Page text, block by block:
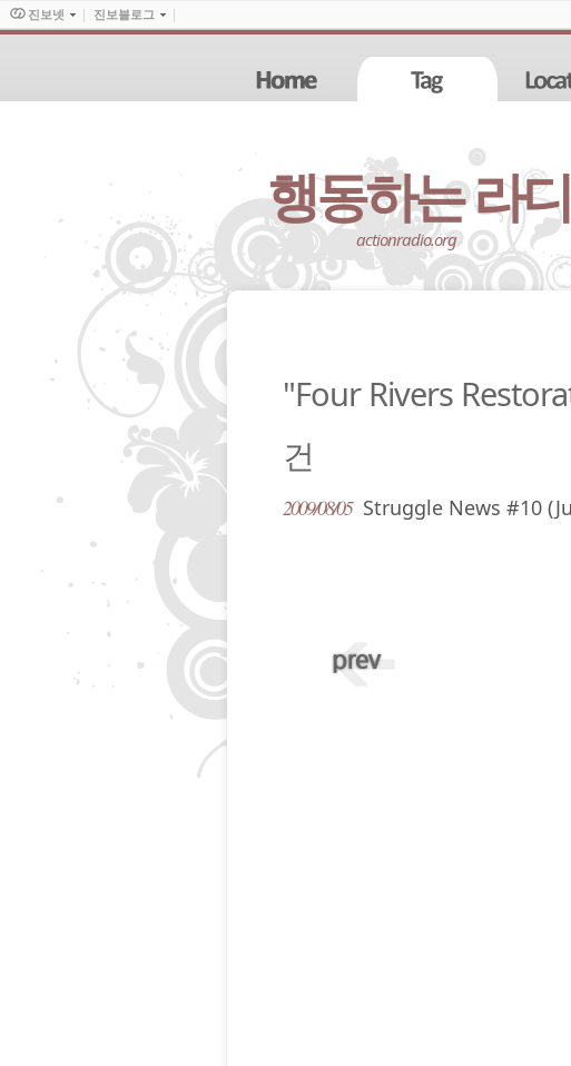
행동하는 라
actionradio.org
"Four Rivers
건
2009/08/05 Struggle News #10
진보넷 진보블로그